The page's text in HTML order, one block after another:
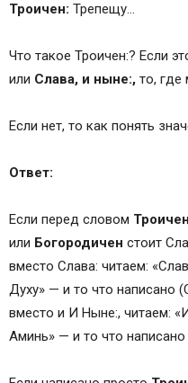
Троичен: Трепещу…
Что такое Троичен:? Если
или Слава, и ныне:, то, где
Если нет, то как понять
Ответ:
Если перед словом Троичен
или Богородичен стоит
вместо Слава: читаем:
Духу» — и то что написано
вместо и И Ныне:, читаем:
Аминь» — и то что